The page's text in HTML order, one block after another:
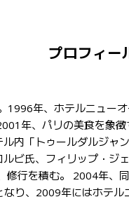
プロフィー
1996年、ホテルニュー
年、パリの美食を象
内「トゥールダルジャ
ビ氏、フィリップ・ジ
修行を積む。 2004年、
なり、2009年にはホテ